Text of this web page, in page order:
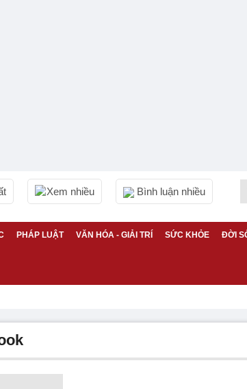
Xem nhiều Bình luận nhiều
PHÁP LUẬT VĂN HÓA - GIẢI TRÍ SỨC KHỎE ĐỜI